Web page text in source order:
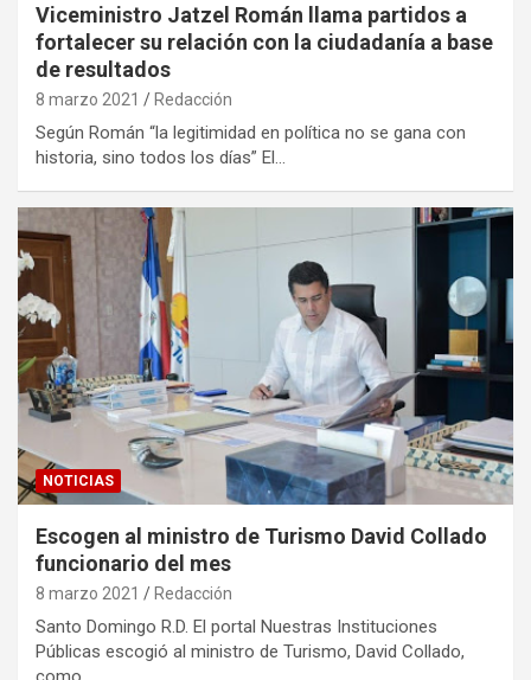
Viceministro Jatzel Román llama partidos a
fortalecer su relación con la ciudadanía a base
de resultados
8 marzo 2021 Redacción
Según Román “la legitimidad en política no se gana con
historia, sino todos los días” El…
NOTICIAS
Escogen al ministro de Turismo David Collado
funcionario del mes
8 marzo 2021 Redacción
Santo Domingo R.D. El portal Nuestras Instituciones
Públicas escogió al ministro de Turismo, David Collado,